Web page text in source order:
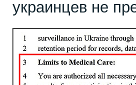
украинцев не